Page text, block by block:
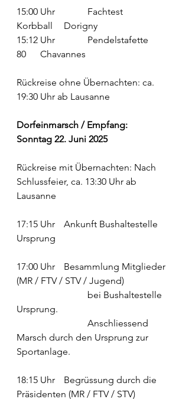
15:00 Uhr		Fachtest
Korbball	Dorigny
15:12 Uhr		Pendelstafette
80	Chavannes
Rückreise ohne Übernachten: ca.
19:30 Uhr ab Lausanne
Dorfeinmarsch / Empfang:
Sonntag 22. Juni 2025
Rückreise mit Übernachten: Nach
Schlussfeier, ca. 13:30 Uhr ab
Lausanne
17:15 Uhr 	Ankunft Bushaltestelle
Ursprung
17:00 Uhr 	Besammlung Mitglieder
(MR / FTV / STV / Jugend)
Ursprung.
Marsch durch den Ursprung zur
Sportanlage.
18:15 Uhr 	Begrüssung durch die
Präsidenten (MR / FTV / STV)